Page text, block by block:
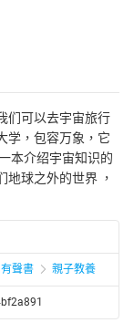
们可以去宇宙旅行
学，包容万象，它
本介绍宇宙知识的
球之外的世界 ，
有聲書 親子教養